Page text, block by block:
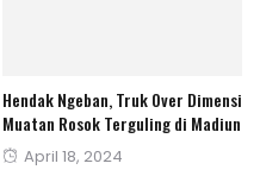
Hendak Ngeban, Truk Over Dimensi
Muatan Rosok Terguling di Madiun
Posted
April 18, 2024